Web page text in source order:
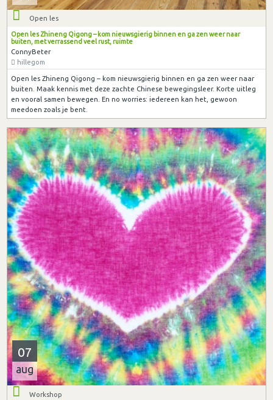
Open les
Open les Zhineng Qigong – kom nieuwsgierig binnen en ga zen weer naar
buiten, met verrassend veel rust, ruimte
ConnyBeter
hillegom
Open les Zhineng Qigong – kom nieuwsgierig binnen en ga zen weer naar
buiten. Maak kennis met deze zachte Chinese bewegingsleer. Korte uitleg
en vooral samen bewegen. En no worries: iedereen kan het, gewoon
meedoen zoals je bent.
07
aug
Workshop